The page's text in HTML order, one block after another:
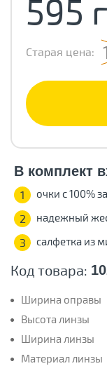
Код товара:
Ширина оправы
Высота линзы
Ширина линзы
Материал линзы
595
Старая цена:
В комплект
1 очки с 100%
2 надежный
3 салфетка из